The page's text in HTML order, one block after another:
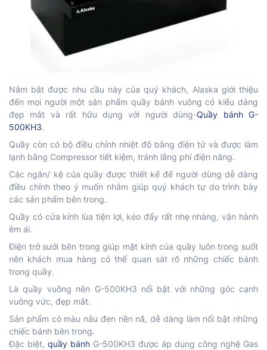
Nắm bắt được nhu cầu này của quý khách, Alaska giới thiệu
đến mọi người một sản phẩm quầy bánh vuông có kiểu dáng
đẹp mắt và rất hữu dụng với người dùng-Quầy bánh G-
500KH3.
Quầy còn có bộ điều chỉnh nhiệt độ bằng điện tử và được làm
lạnh bằng Compressor tiết kiệm, tránh lãng phí điện năng.
Các ngăn/ kệ của quầy được thiết kế để người dùng dễ dàng
điều chỉnh theo ý muốn nhằm giúp quý khách tự do trình bày
các sản phẩm bên trong.
Quầy có cửa kính lùa tiện lợi, kéo đẩy rất nhẹ nhàng, vận hành
êm ái.
Điện trở sưởi bên trong giúp mặt kính của quầy luôn trong suốt
nên khách mua hàng có thể quan sát rõ những chiếc bánh
trong quầy.
Là quầy vuông nên G-500KH3 nổi bật với những góc cạnh
vuông vức, đẹp mắt.
Sản phẩm có màu nâu đen nền nã, dễ dàng làm nổi bật những
chiếc bánh bên trong.
Đặc biệt, quầy bánh G-500KH3 được áp dụng công nghệ Gas